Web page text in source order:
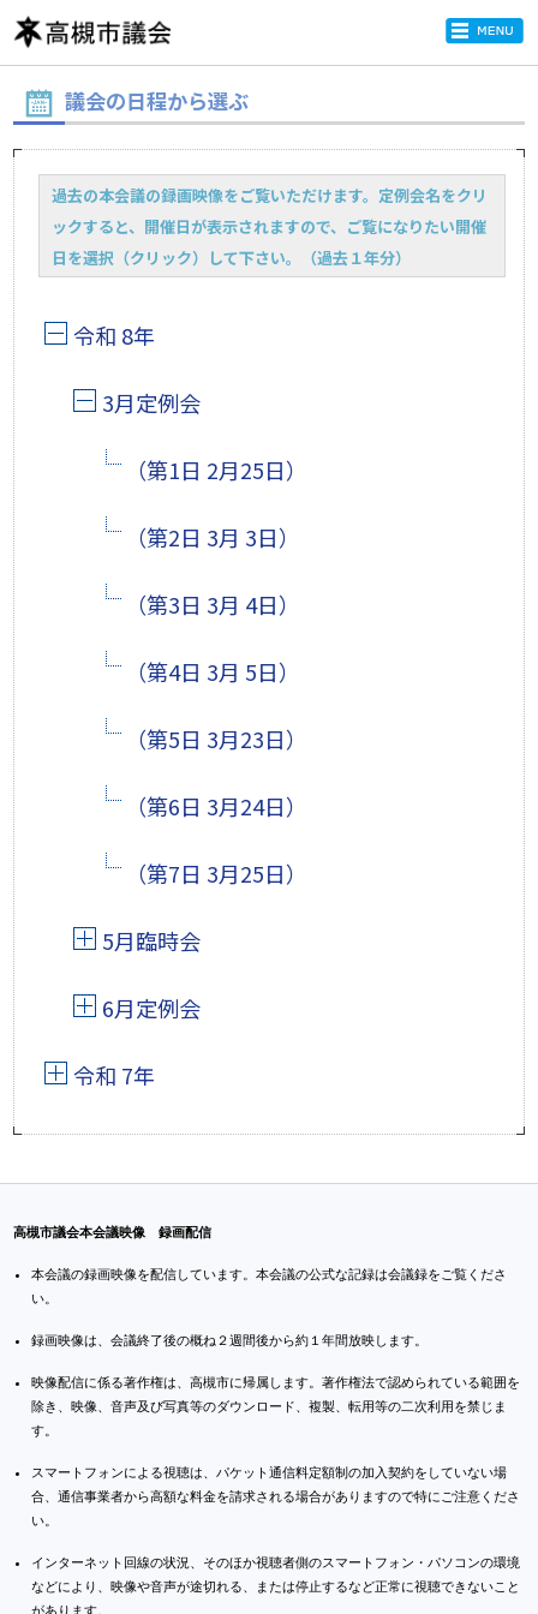
議会の日程から選ぶ
過去の本会議の録画映像をご覧いただけます。定例会名をクリ
ックすると、開催日が表示されますので、ご覧になりたい開催
日を選択（クリック）して下さい。（過去１年分）
令和 8年
3月定例会
（第1日 2月25日）
（第2日 3月 3日）
（第3日 3月 4日）
（第4日 3月 5日）
（第5日 3月23日）
（第6日 3月24日）
（第7日 3月25日）
5月臨時会
6月定例会
令和 7年
高槻市議会本会議映像 録画配信
本会議の録画映像を配信しています。本会議の公式な記録は会議録をご覧くださ
い。
録画映像は、会議終了後の概ね２週間後から約１年間放映します。
映像配信に係る著作権は、高槻市に帰属します。著作権法で認められている範囲を
除き、映像、音声及び写真等のダウンロード、複製、転用等の二次利用を禁じま
す。
スマートフォンによる視聴は、パケット通信料定額制の加入契約をしていない場
合、通信事業者から高額な料金を請求される場合がありますので特にご注意くださ
い。
インターネット回線の状況、そのほか視聴者側のスマートフォン・パソコンの環境
などにより、映像や音声が途切れる、または停止するなど正常に視聴できないこと
があります。